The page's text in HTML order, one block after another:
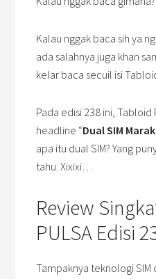
Kalau nggak baca sih ya
ada salahnya juga khan
kelar baca secuil isi
Pada edisi 238 ini, Tabloid
headline “Dual SIM
apa itu dual SIM? Yang
tahu. Xixixi…
Review
PULSA Edisi
Tampaknya teknologi SIM